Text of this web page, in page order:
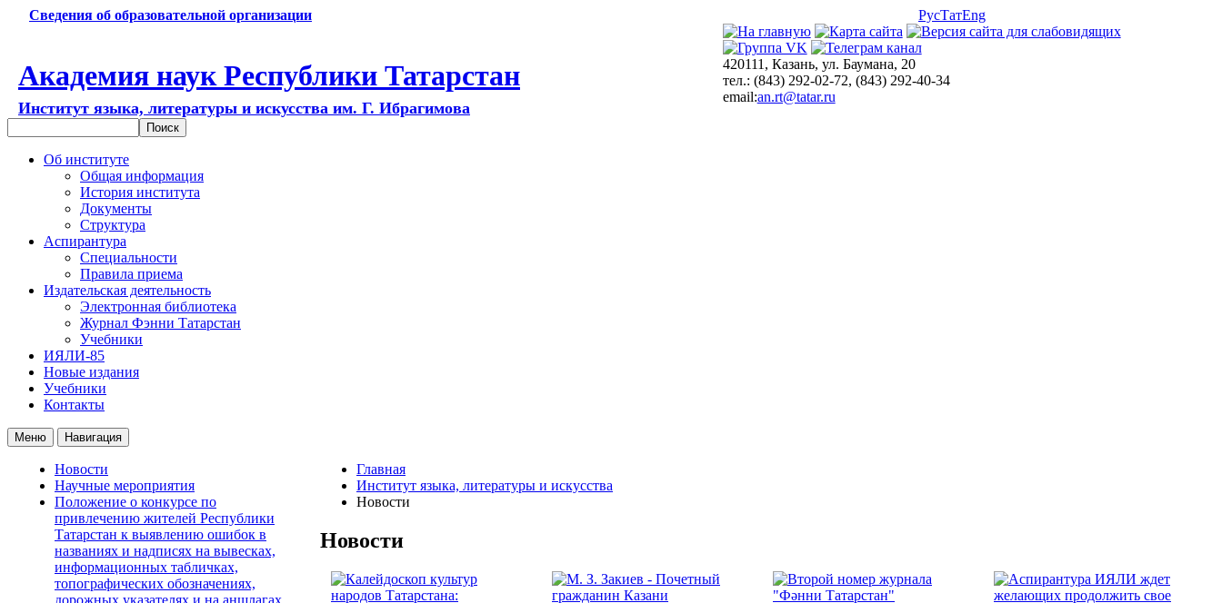
Сведения об образовательной организации РусТатEng
Академия наук Республики Татарстан
Институт языка, литературы и искусства им. Г. Ибрагимова
420111, Казань, ул. Баумана, 20
тел.: (843) 292-02-72, (843) 292-40-34
email:an.rt@tatar.ru
Об институте
Общая информация
История института
Документы
Структура
Аспирантура
Специальности
Правила приема
Издательская деятельность
Электронная библиотека
Журнал Фэнни Татарстан
Учебники
ИЯЛИ-85
Новые издания
Учебники
Контакты
Меню Навигация
Новости
Научные мероприятия
Положение о конкурсе по
привлечению жителей Республики
Татарстан к выявлению ошибок в
названиях и надписях на вывесках,
информационных табличках,
топографических обозначениях,
дорожных указателях и на аншлагах
Главная
Институт языка, литературы и искусства
Новости
Новости